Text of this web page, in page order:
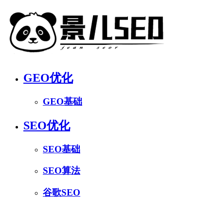
GEO优化
GEO基础
SEO优化
SEO基础
SEO算法
谷歌SEO